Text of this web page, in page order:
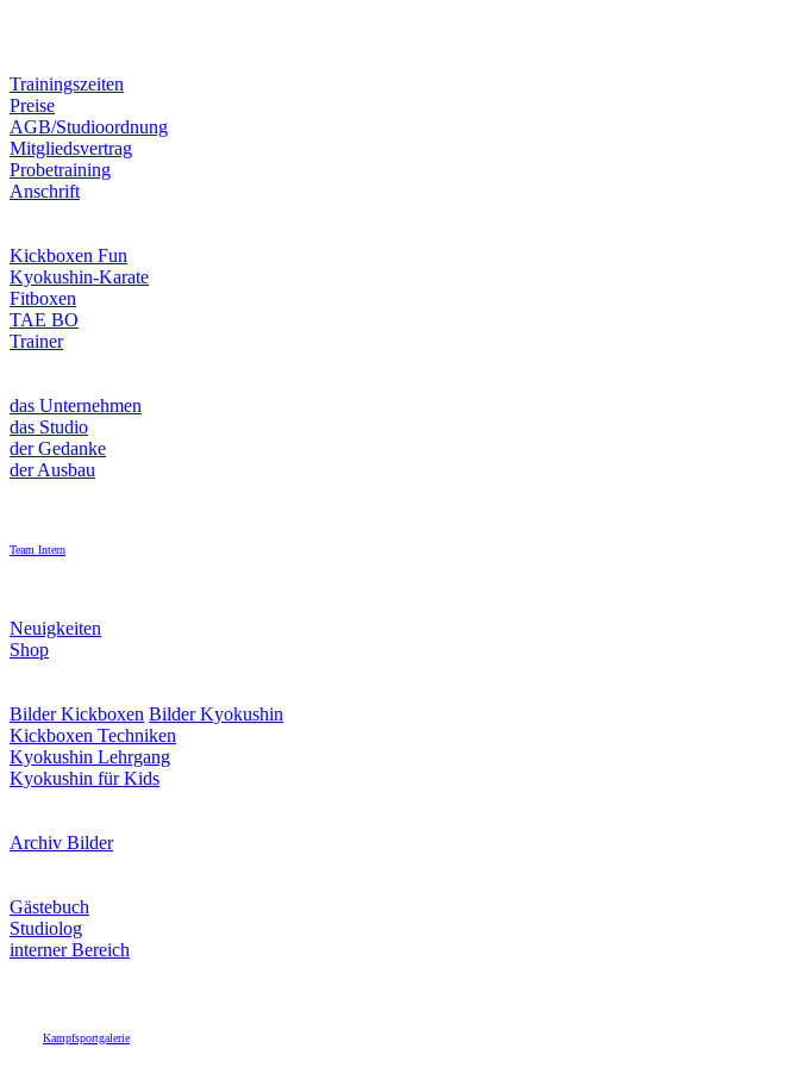
Trainingszeiten
Preise
AGB/Studioordnung
Mitgliedsvertrag
Probetraining
Anschrift
Kickboxen Fun
Kyokushin-Karate
Fitboxen
TAE BO
Trainer
das Unternehmen
das Studio
der Gedanke
der Ausbau
Team Intern
Neuigkeiten
Shop
Bilder Kickboxen Bilder Kyokushin
Kickboxen Techniken
Kyokushin Lehrgang
Kyokushin für Kids
Archiv Bilder
Gästebuch
Studiolog
interner Bereich
Kampfsportgalerie